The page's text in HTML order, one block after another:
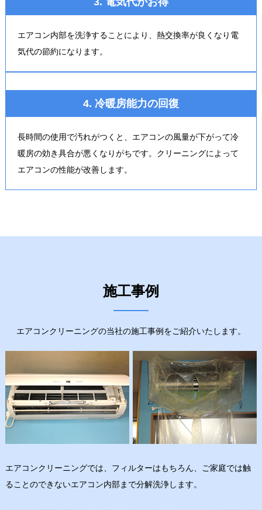
エアコン内部を洗浄することにより、熱交換率が良くなり電
気代の節約になります。
4. 冷暖房能力の回復
長時間の使用で汚れがつくと、エアコンの風量が下がって冷
暖房の効き具合が悪くなりがちです。クリーニングによって
エアコンの性能が改善します。
施工事例
エアコンクリーニングの当社の施工事例をご紹介いたします。
エアコンクリーニングでは、フィルターはもちろん、ご家庭では触
ることのできないエアコン内部まで分解洗浄します。